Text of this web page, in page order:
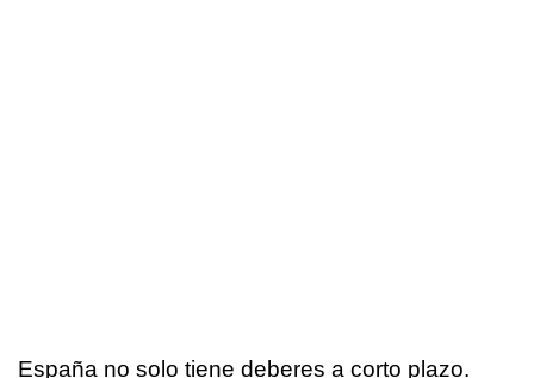
España no solo tiene deberes a corto plazo.